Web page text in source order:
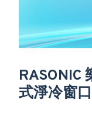
RASONIC
式淨冷窗